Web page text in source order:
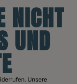
NICHT
UND
Unsere